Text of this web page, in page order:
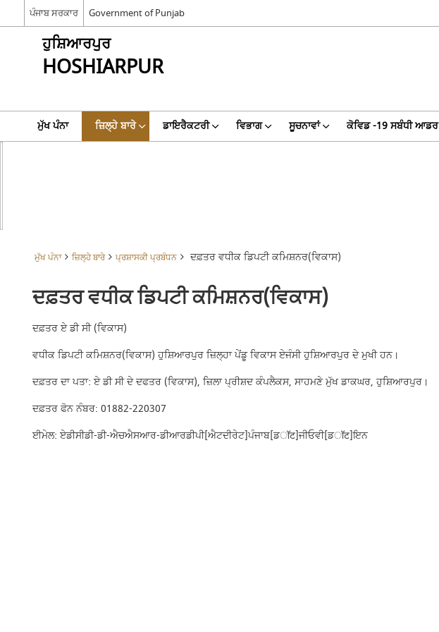
ਪੰਜਾਬ ਸਰਕਾਰ Government of Punjab
ਹੁਸ਼ਿਆਰਪੁਰ
HOSHIARPUR
ਮੁੱਖ ਪੰਨਾ ਜ਼ਿਲ੍ਹੇ ਬਾਰੇ ਡਾਇਰੈਕਟਰੀ ਵਿਭਾਗ ਸੂਚਨਾਵਾਂ ਕੋਵਿਡ -19 ਸਬੰਧੀ ਆਡਰ
ਮੁੱਖ ਪੰਨਾ ਜ਼ਿਲ੍ਹੇ ਬਾਰੇ ਪ੍ਰਸ਼ਾਸਕੀ ਪ੍ਰਬੰਧਨ ਦਫ਼ਤਰ ਵਧੀਕ ਡਿਪਟੀ ਕਮਿਸ਼ਨਰ(ਵਿਕਾਸ)
ਦਫ਼ਤਰ ਵਧੀਕ ਡਿਪਟੀ ਕਮਿਸ਼ਨਰ(ਵਿਕਾਸ)
ਦਫ਼ਤਰ ਏ ਡੀ ਸੀ (ਵਿਕਾਸ)
ਵਧੀਕ ਡਿਪਟੀ ਕਮਿਸ਼ਨਰ(ਵਿਕਾਸ) ਹੁਸ਼ਿਆਰਪੁਰ ਜ਼ਿਲ੍ਹਾ ਪੇਂਡੂ ਵਿਕਾਸ ਏਜੰਸੀ ਹੁਸ਼ਿਆਰਪੁਰ ਦੇ ਮੁਖੀ ਹਨ।
ਦਫ਼ਤਰ ਦਾ ਪਤਾ: ਏ ਡੀ ਸੀ ਦੇ ਦਫਤਰ (ਵਿਕਾਸ), ਜ਼ਿਲਾ ਪ੍ਰੀਸ਼ਦ ਕੰਪਲੈਕਸ, ਸਾਹਮਣੇ ਮੁੱਖ ਡਾਕਘਰ, ਹੁਸ਼ਿਆਰਪੁਰ।
ਦਫ਼ਤਰ ਫੋਨ ਨੰਬਰ: 01882-220307
ਈਮੇਲ: ਏਡੀਸੀਡੀ-ਡੀ-ਐਚਐਸਆਰ-ਡੀਆਰਡੀਪੀ[ਐਟਦੀਰੇਟ]ਪੰਜਾਬ[ਡॉट]ਜੀਓਵੀ[ਡॉट]ਇਨ